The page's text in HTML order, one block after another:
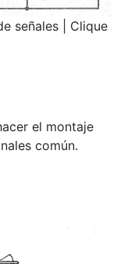
señales | Clique
el montaje
común.